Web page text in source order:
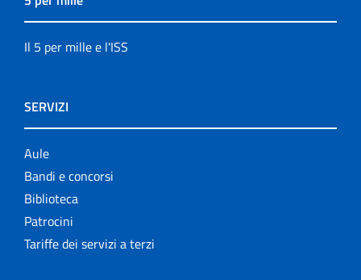
Il 5 per mille e l'ISS
SERVIZI
Aule
Bandi e concorsi
Biblioteca
Patrocini
Tariffe dei servizi a terzi